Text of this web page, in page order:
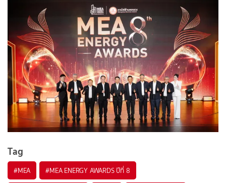
Tag
#MEA #MEA ENERGY AWARDS ปีที่ 8